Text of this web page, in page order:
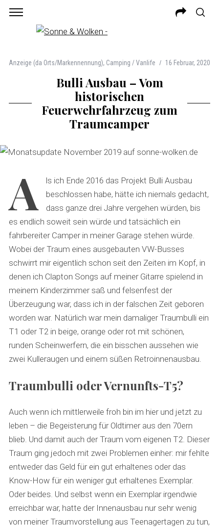
Anzeige (da Orts/Markennennung), Camping / Vanlife 16 Februar, 2020
Bulli Ausbau – Vom
historischen
Feuerwehrfahrzeug zum
Traumcamper
A
ls ich Ende 2016 das Projekt Bulli Ausbau
beschlossen habe, hätte ich niemals gedacht,
dass ganze drei Jahre vergehen würden, bis
es endlich soweit sein würde und tatsächlich ein
fahrbereiter Camper in meiner Garage stehen würde.
Wobei der Traum eines ausgebauten VW-Busses
schwirrt mir eigentlich schon seit den Zeiten im Kopf, in
denen ich Clapton Songs auf meiner Gitarre spielend in
meinem Kinderzimmer saß und felsenfest der
Überzeugung war, dass ich in der falschen Zeit geboren
worden war. Natürlich war mein damaliger Traumbulli ein
T1 oder T2 in beige, orange oder rot mit schönen,
runden Scheinwerfern, die ein bisschen aussehen wie
zwei Kulleraugen und einem süßen Retroinnenausbau.
Traumbulli oder Vernunfts-T5?
Auch wenn ich mittlerweile froh bin im hier und jetzt zu
leben – die Begeisterung für Oldtimer aus den 70ern
blieb. Und damit auch der Traum vom eigenen T2. Dieser
Traum ging jedoch mit zwei Problemen einher: mir fehlte
entweder das Geld für ein gut erhaltenes oder das
Know-How für ein weniger gut erhaltenes Exemplar.
Oder beides. Und selbst wenn ein Exemplar irgendwie
erreichbar war, hatte der Innenausbau nur sehr wenig
von meiner Traumvorstellung aus Teenagertagen zu tun,